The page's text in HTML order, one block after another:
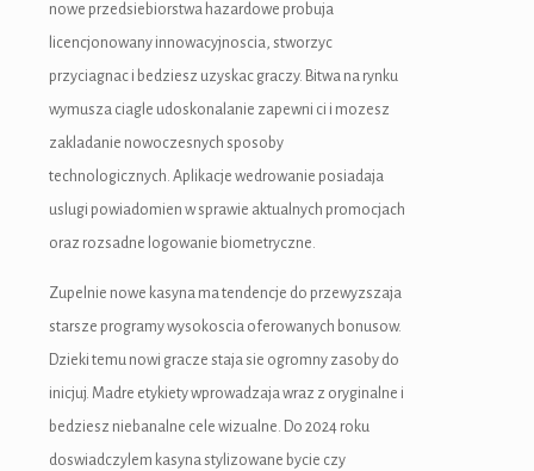
nowe przedsiebiorstwa hazardowe probuja
licencjonowany innowacyjnoscia, stworzyc
przyciagnac i bedziesz uzyskac graczy. Bitwa na rynku
wymusza ciagle udoskonalanie zapewni ci i mozesz
zakladanie nowoczesnych sposoby
technologicznych. Aplikacje wedrowanie posiadaja
uslugi powiadomien w sprawie aktualnych promocjach
oraz rozsadne logowanie biometryczne.
Zupelnie nowe kasyna ma tendencje do przewyzszaja
starsze programy wysokoscia oferowanych bonusow.
Dzieki temu nowi gracze staja sie ogromny zasoby do
inicjuj. Madre etykiety wprowadzaja wraz z oryginalne i
bedziesz niebanalne cele wizualne. Do 2024 roku
doswiadczylem kasyna stylizowane bycie czy